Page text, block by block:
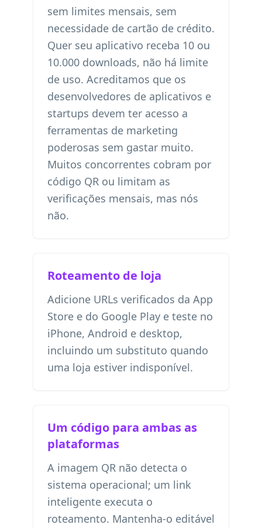
sem limites mensais, sem
necessidade de cartão de crédito.
Quer seu aplicativo receba 10 ou
10.000 downloads, não há limite
de uso. Acreditamos que os
desenvolvedores de aplicativos e
startups devem ter acesso a
ferramentas de marketing
poderosas sem gastar muito.
Muitos concorrentes cobram por
código QR ou limitam as
verificações mensais, mas nós
não.
Roteamento de loja
Adicione URLs verificados da App
Store e do Google Play e teste no
iPhone, Android e desktop,
incluindo um substituto quando
uma loja estiver indisponível.
Um código para ambas as
plataformas
A imagem QR não detecta o
sistema operacional; um link
inteligente executa o
roteamento. Mantenha-o editável